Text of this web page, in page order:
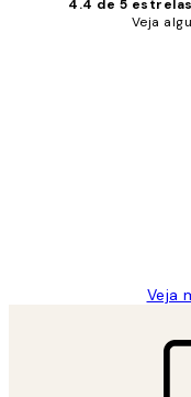
4.4 de 5 estrelas
Veja
Veja